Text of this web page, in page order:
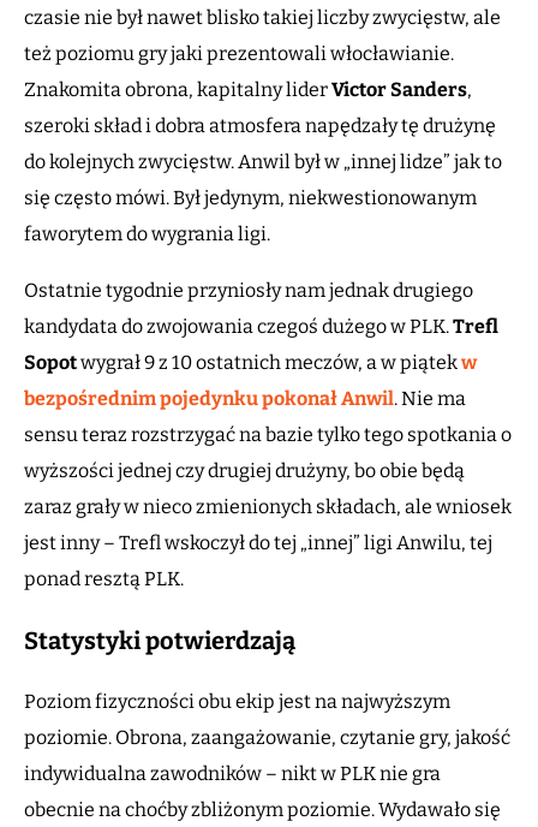
czasie nie był nawet blisko takiej liczby zwycięstw, ale
też poziomu gry jaki prezentowali włocławianie.
Znakomita obrona, kapitalny liderVictor Sanders,
szeroki skład i dobra atmosfera napędzały tę drużynę
do kolejnych zwycięstw. Anwil był w „innej lidze” jak to
się często mówi. Był jedynym, niekwestionowanym
faworytem do wygrania ligi.
Ostatnie tygodnie przyniosły nam jednak drugiego
kandydata do zwojowania czegoś dużego w PLK.Trefl
Sopotwygrał 9 z 10 ostatnich meczów, a w piątekw
bezpośrednim pojedynku pokonał Anwil. Nie ma
sensu teraz rozstrzygać na bazie tylko tego spotkania o
wyższości jednej czy drugiej drużyny, bo obie będą
zaraz grały w nieco zmienionych składach, ale wniosek
jest inny – Trefl wskoczył do tej „innej” ligi Anwilu, tej
ponad resztą PLK.
Statystyki potwierdzają
Poziom fizyczności obu ekip jest na najwyższym
poziomie. Obrona, zaangażowanie, czytanie gry, jakość
indywidualna zawodników – nikt w PLK nie gra
obecnie na choćby zbliżonym poziomie. Wydawało się